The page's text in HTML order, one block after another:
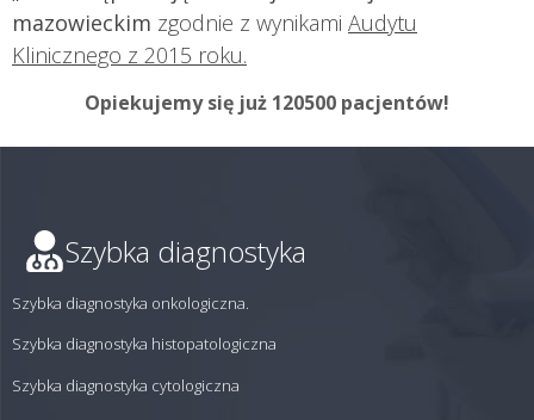
mazowieckim zgodnie z wynikami Audytu
Klinicznego z 2015 roku.
Opiekujemy się już 120500 pacjentów!
Szybka diagnostyka
Szybka diagnostyka onkologiczna.
Szybka diagnostyka histopatologiczna
Szybka diagnostyka cytologiczna